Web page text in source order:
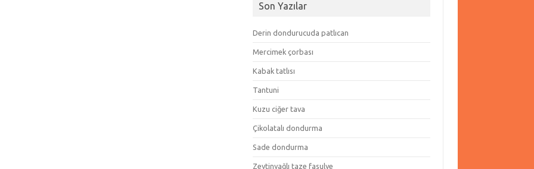
Son Yazılar
Derin dondurucuda patlıcan
Mercimek çorbası
Kabak tatlısı
Tantuni
Kuzu ciğer tava
Çikolatalı dondurma
Sade dondurma
Zeytinyağlı taze fasulye